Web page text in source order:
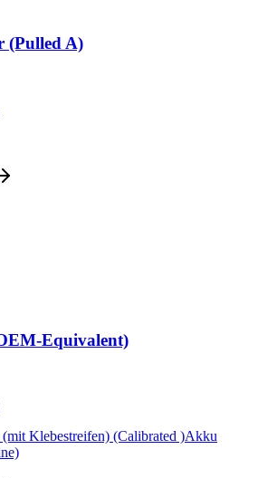
(Pulled A)
Equivalent)
Klebestreifen) (Calibrated )Akku